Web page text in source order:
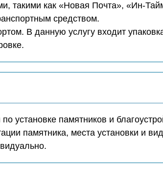
такими как «Новая Почта», «Ин-
средством.
В данную услугу входит
установке памятников и
памятника, места установки и